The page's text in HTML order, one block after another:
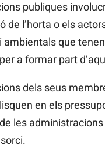
publiques
de l’horta o els
ambientals que
a formar part
dels seus
en els
les